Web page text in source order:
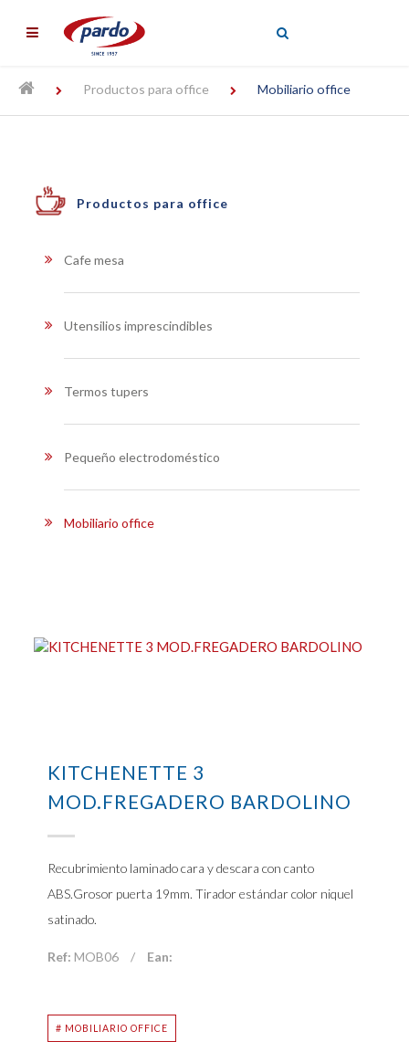
Productos para office Mobiliario office
Productos para office
Cafe mesa
Utensilios imprescindibles
Termos tupers
Pequeño electrodoméstico
Mobiliario office
KITCHENETTE 3
MOD.FREGADERO BARDOLINO
Recubrimiento laminado cara y descara con canto
ABS.Grosor puerta 19mm. Tirador estándar color niquel
satinado.
Ref: MOB06 / Ean:
# MOBILIARIO OFFICE